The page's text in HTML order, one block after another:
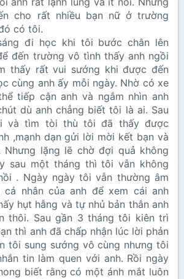
cho rất nhiều bạn nữ ở trường
có tôi.
đi học khi tôi bước chân lên
đến trường vô tình thấy anh ngồi
thấy rất vui sướng khi được đến
cùng anh ấy mỗi ngày. Nhờ có xe
tiếp cận anh và ngắm nhìn anh
dù anh chẳng biết tôi là ai. Sau
và tìm tòi thù tôi đã thấy được
,mạnh dạn gửi lời mời kết bạn và
Nhưng lặng lẽ chờ đợi quả không
sau một tháng thì tôi vẫn không
. Ngày ngày tôi vẫn thường âm
nhân của anh để xem cái anh
hụt hẫng và tự nhủ bản thân anh
thôi. Sau gần 3 tháng tôi kiên trì
thì anh đã chấp nhận lúc lời phản
tôi sung sướng vô cùng nhưng tôi
tin làm quen với anh. Rồi ngày
biết rằng có một ánh mắt luôn